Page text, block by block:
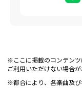
※ここに掲載のコンテン
ご利用いただけない場合が
※都合により、各楽曲及